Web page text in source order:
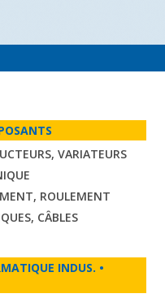
VARIATEURS
ROULEMENT
CÂBLES
INDUS. •